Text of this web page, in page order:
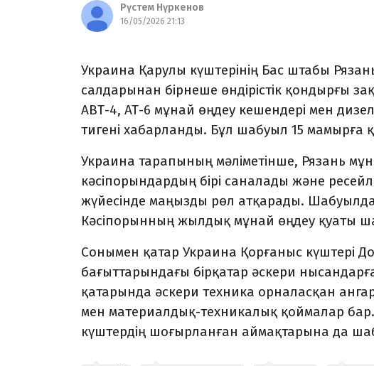
Рүстем Нүркенов
16/05/2026 21:13
Украина Қарулы күштерінің Бас штабы
салдарынан бірнеше өндірістік қондырғы
АВТ-4, АТ-6 мұнай өңдеу кешендері мен
тигені хабарланды. Бұл шабуыл 15 мамырға
Украина тарапының мәліметінше, Рязань
кәсіпорындардың бірі саналады және
жүйесінде маңызды рөл атқарады.
Кәсіпорынның жылдық мұнай өңдеу қуаты
Сонымен қатар Украина Қорғаныс күштері
бағыттарындағы бірқатар әскери
қатарында әскери техника орналасқан
мен материалдық-техникалық қоймалар бар.
күштердің шоғырланған аймақтарына да